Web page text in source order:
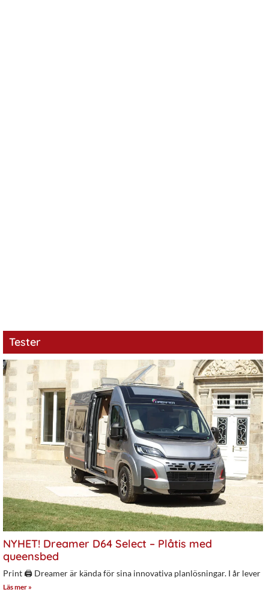
Tester
NYHET! Dreamer D64 Select – Plåtis med
queensbed
Print 🖨 Dreamer är kända för sina innovativa planlösningar. I år lever
Läs mer »